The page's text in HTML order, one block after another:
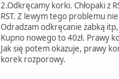
2.Odkręcamy korki. Chłopaki z
RST. Z lewym tego problemu
Odradzam odkręcanie żabką
Kupno nowego to 40zł. Prawy
Jak się potem okazuje, prawy
korek rozporowy.